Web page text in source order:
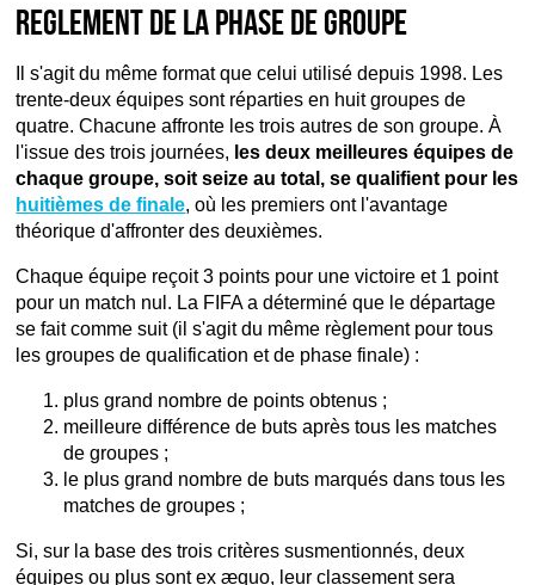
REGLEMENT DE LA PHASE DE GROUPE
Il s'agit du même format que celui utilisé depuis 1998. Les
trente-deux équipes sont réparties en huit groupes de
quatre. Chacune affronte les trois autres de son groupe. À
l'issue des trois journées, les deux meilleures équipes de
chaque groupe, soit seize au total, se qualifient pour les
huitièmes de finale, où les premiers ont l'avantage
théorique d'affronter des deuxièmes.
Chaque équipe reçoit 3 points pour une victoire et 1 point
pour un match nul. La FIFA a déterminé que le départage
se fait comme suit (il s'agit du même règlement pour tous
les groupes de qualification et de phase finale) :
plus grand nombre de points obtenus ;
meilleure différence de buts après tous les matches
de groupes ;
le plus grand nombre de buts marqués dans tous les
matches de groupes ;
Si, sur la base des trois critères susmentionnés, deux
équipes ou plus sont ex æquo, leur classement sera